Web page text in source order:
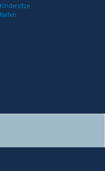
Kindersitze
Reifen